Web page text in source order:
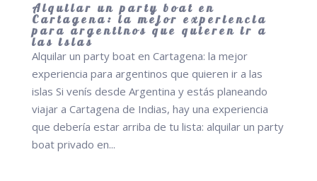
Alquilar un party boat en
Cartagena: la mejor experiencia
para argentinos que quieren ir a
las islas
Alquilar un party boat en Cartagena: la mejor
experiencia para argentinos que quieren ir a las
islas Si venís desde Argentina y estás planeando
viajar a Cartagena de Indias, hay una experiencia
que debería estar arriba de tu lista: alquilar un party
boat privado en...